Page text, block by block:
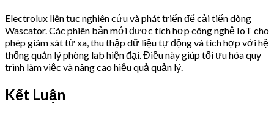
Electrolux liên tục nghiên cứu và phát triển để cải tiến dòng
Wascator. Các phiên bản mới được tích hợp công nghệ IoT cho
phép giám sát từ xa, thu thập dữ liệu tự động và tích hợp với hệ
thống quản lý phòng lab hiện đại. Điều này giúp tối ưu hóa quy
trình làm việc và nâng cao hiệu quả quản lý.
Kết Luận